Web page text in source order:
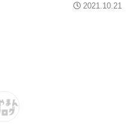
2021.10.21